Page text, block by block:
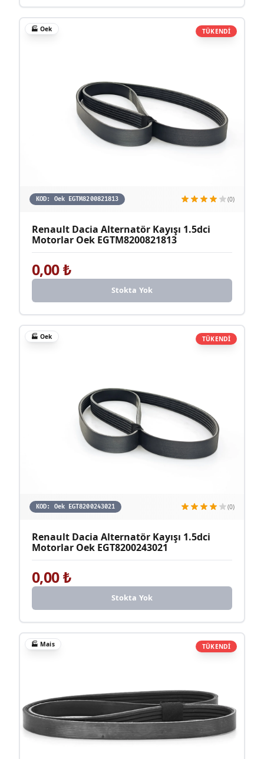
TÜKENDİ
🏭Oek
KOD: Oek EGTM8200821813 (0)
Renault Dacia Alternatör Kayışı 1.5dci
Motorlar Oek EGTM8200821813
0,00₺
Stokta Yok
TÜKENDİ
🏭Oek
KOD: Oek EGT8200243021 (0)
Renault Dacia Alternatör Kayışı 1.5dci
Motorlar Oek EGT8200243021
0,00₺
Stokta Yok
TÜKENDİ
🏭 Mais